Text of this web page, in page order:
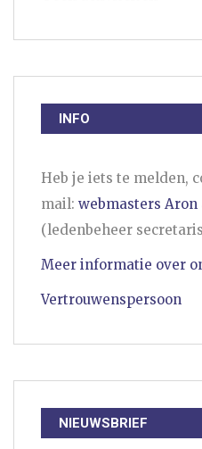
INFO
Heb je iets te melden,
mail: webmasters Aron
(ledenbeheer
Meer informatie over
Vertrouwenspersoon
NIEUWSBRIEF